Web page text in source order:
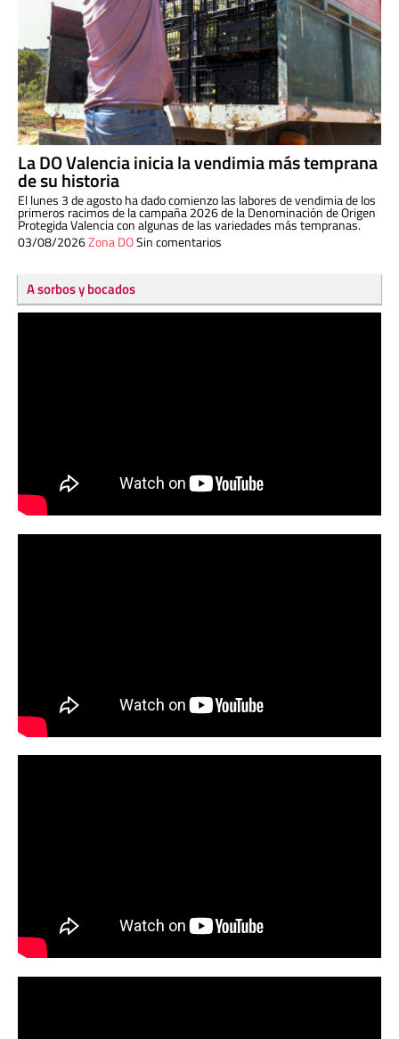
La DO Valencia inicia la vendimia más temprana
de su historia
El lunes 3 de agosto ha dado comienzo las labores de vendimia de los
primeros racimos de la campaña 2026 de la Denominación de Origen
Protegida Valencia con algunas de las variedades más tempranas.
03/08/2026Zona DOSin comentarios
A sorbos y bocados